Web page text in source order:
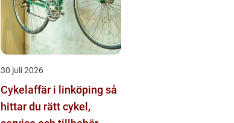
30 juli 2026
Cykelaffär i linköping så
hittar du rätt cykel,